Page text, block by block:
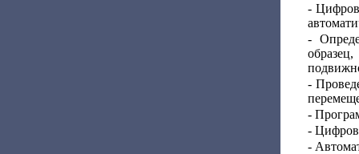
-
-
-
-
-
-